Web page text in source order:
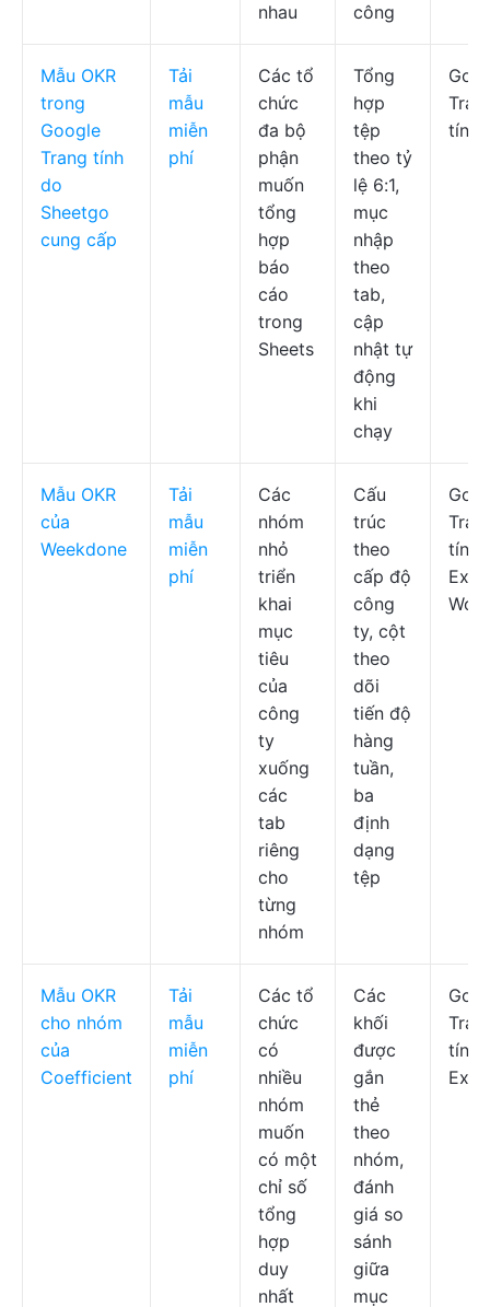
nhau
công
Mẫu OKR
trong
Google
Trang tính
do
Sheetgo
cung cấp
Tải
mẫu
miễn
phí
Các tổ
chức
đa bộ
phận
muốn
tổng
hợp
báo
cáo
trong
Sheets
Tổng
hợp
tệp
theo tỷ
lệ 6:1,
mục
nhập
theo
tab,
cập
nhật tự
động
khi
chạy
tính
Mẫu OKR
của
Weekdone
Tải
mẫu
miễn
phí
Các
nhóm
nhỏ
triển
khai
mục
tiêu
của
công
ty
xuống
các
tab
riêng
cho
từng
nhóm
Cấu
trúc
theo
cấp độ
công
ty, cột
theo
dõi
tiến độ
hàng
tuần,
ba
định
dạng
tệp
tính,
Mẫu OKR
cho nhóm
của
Coefficient
Tải
mẫu
miễn
phí
Các tổ
chức
có
nhiều
nhóm
muốn
có một
chỉ số
tổng
hợp
duy
nhất
Các
khối
được
gắn
thẻ
theo
nhóm,
đánh
giá so
sánh
giữa
mục
tính,